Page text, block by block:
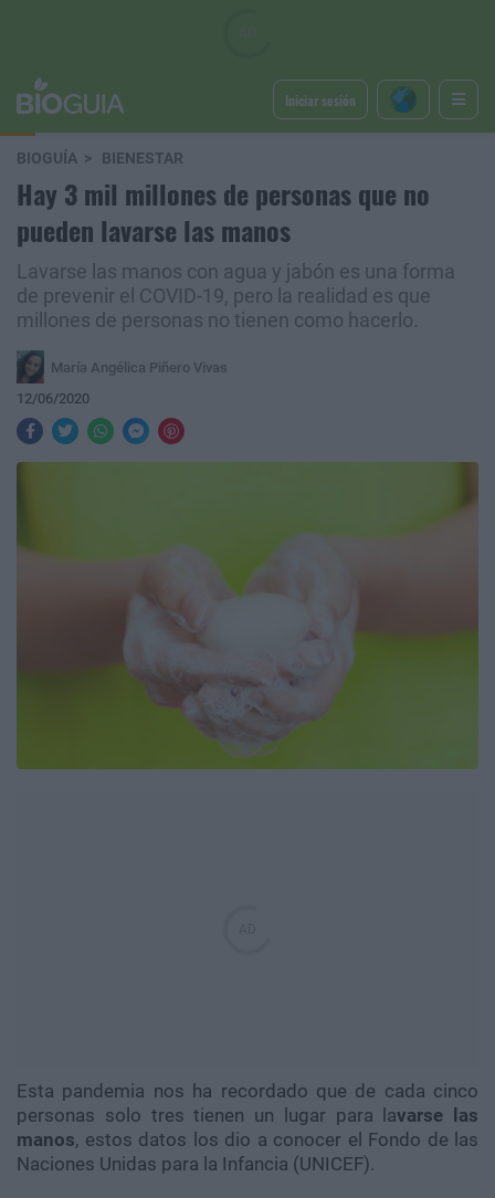
Iniciar sesión
BIOGUÍA BIENESTAR
Hay 3 mil millones de personas que no
pueden lavarse las manos
Lavarse las manos con agua y jabón es una forma
de prevenir el COVID-19, pero la realidad es que
millones de personas no tienen como hacerlo.
María Angélica Piñero Vivas
12/06/2020
Esta pandemia nos ha recordado que de cada cinco
personas solo tres tienen un lugar para lavarse las
manos, estos datos los dio a conocer el Fondo de las
Naciones Unidas para la Infancia (UNICEF).